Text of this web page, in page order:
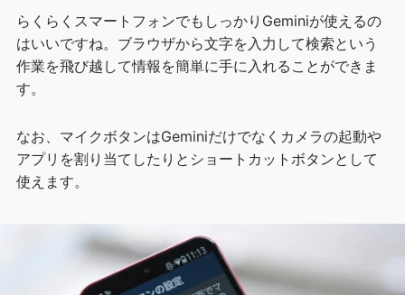
らくらくスマートフォンでもしっかりGeminiが使えるの
はいいですね。ブラウザから文字を入力して検索という
作業を飛び越して情報を簡単に手に入れることができま
す。
なお、マイクボタンはGeminiだけでなくカメラの起動や
アプリを割り当てしたりとショートカットボタンとして
使えます。